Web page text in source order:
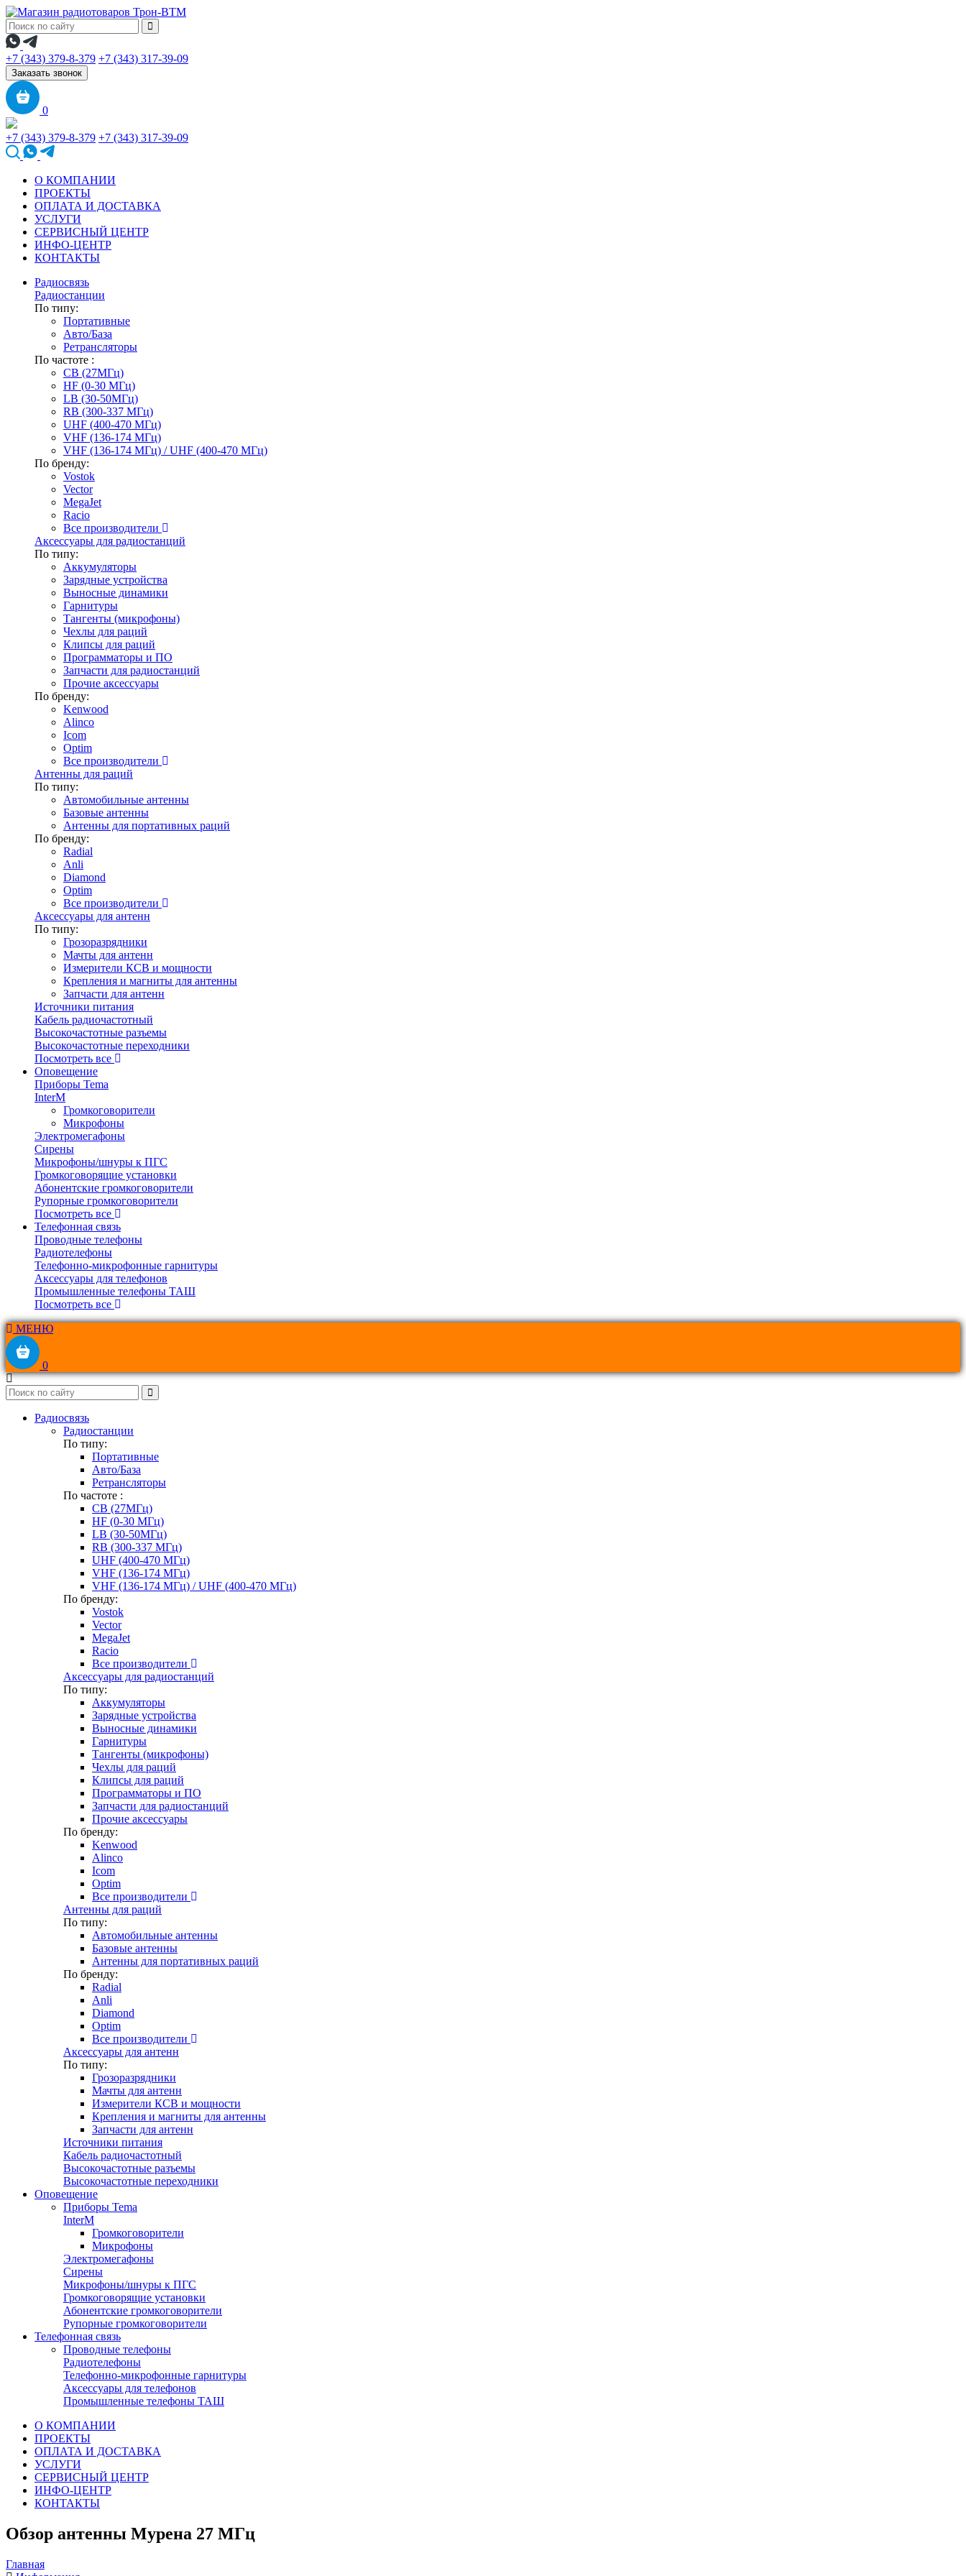
+7 (343) 379-8-379 +7 (343) 317-39-09
Заказать звонок
0
+7 (343) 379-8-379 +7 (343) 317-39-09
О КОМПАНИИ
ПРОЕКТЫ
ОПЛАТА И ДОСТАВКА
УСЛУГИ
СЕРВИСНЫЙ ЦЕНТР
ИНФО-ЦЕНТР
КОНТАКТЫ
Радиосвязь
Радиостанции
По типу:
Портативные
Авто/База
Ретрансляторы
По частоте :
CB (27МГц)
HF (0-30 МГц)
LB (30-50МГц)
RB (300-337 МГц)
UHF (400-470 МГц)
VHF (136-174 МГц)
VHF (136-174 МГц) / UHF (400-470 МГц)
По бренду:
Vostok
Vector
MegaJet
Racio
Все производители
Аксессуары для радиостанций
По типу:
Аккумуляторы
Зарядные устройства
Выносные динамики
Гарнитуры
Тангенты (микрофоны)
Чехлы для раций
Клипсы для раций
Программаторы и ПО
Запчасти для радиостанций
Прочие аксессуары
По бренду:
Kenwood
Alinco
Icom
Optim
Все производители
Антенны для раций
По типу:
Автомобильные антенны
Базовые антенны
Антенны для портативных раций
По бренду:
Radial
Anli
Diamond
Optim
Все производители
Аксессуары для антенн
По типу:
Грозоразрядники
Мачты для антенн
Измерители КСВ и мощности
Крепления и магниты для антенны
Запчасти для антенн
Источники питания
Кабель радиочастотный
Высокочастотные разъемы
Высокочастотные переходники
Посмотреть все
Оповещение
Приборы Tema
InterM
Громкоговорители
Микрофоны
Электромегафоны
Сирены
Микрофоны/шнуры к ПГС
Громкоговорящие установки
Абонентские громкоговорители
Рупорные громкоговорители
Посмотреть все
Телефонная связь
Проводные телефоны
Радиотелефоны
Телефонно-микрофонные гарнитуры
Аксессуары для телефонов
Промышленные телефоны ТАШ
Посмотреть все
МЕНЮ
0
Радиосвязь
Радиостанции
По типу:
Портативные
Авто/База
Ретрансляторы
По частоте :
CB (27МГц)
HF (0-30 МГц)
LB (30-50МГц)
RB (300-337 МГц)
UHF (400-470 МГц)
VHF (136-174 МГц)
VHF (136-174 МГц) / UHF (400-470 МГц)
По бренду:
Vostok
Vector
MegaJet
Racio
Все производители
Аксессуары для радиостанций
По типу:
Аккумуляторы
Зарядные устройства
Выносные динамики
Гарнитуры
Тангенты (микрофоны)
Чехлы для раций
Клипсы для раций
Программаторы и ПО
Запчасти для радиостанций
Прочие аксессуары
По бренду:
Kenwood
Alinco
Icom
Optim
Все производители
Антенны для раций
По типу:
Автомобильные антенны
Базовые антенны
Антенны для портативных раций
По бренду:
Radial
Anli
Diamond
Optim
Все производители
Аксессуары для антенн
По типу:
Грозоразрядники
Мачты для антенн
Измерители КСВ и мощности
Крепления и магниты для антенны
Запчасти для антенн
Источники питания
Кабель радиочастотный
Высокочастотные разъемы
Высокочастотные переходники
Оповещение
Приборы Tema
InterM
Громкоговорители
Микрофоны
Электромегафоны
Сирены
Микрофоны/шнуры к ПГС
Громкоговорящие установки
Абонентские громкоговорители
Рупорные громкоговорители
Телефонная связь
Проводные телефоны
Радиотелефоны
Телефонно-микрофонные гарнитуры
Аксессуары для телефонов
Промышленные телефоны ТАШ
О КОМПАНИИ
ПРОЕКТЫ
ОПЛАТА И ДОСТАВКА
УСЛУГИ
СЕРВИСНЫЙ ЦЕНТР
ИНФО-ЦЕНТР
КОНТАКТЫ
Обзор антенны Мурена 27 МГц
Главная